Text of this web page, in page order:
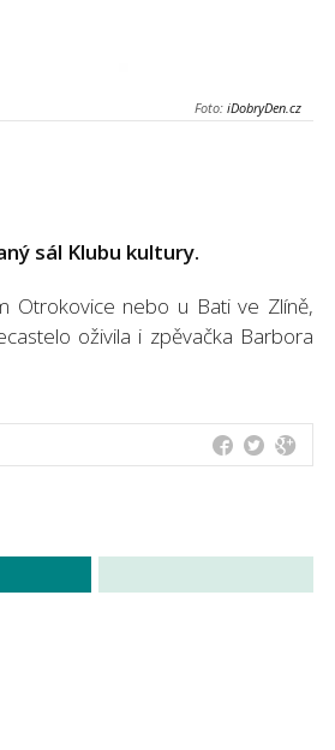
Foto: iDobryDen.cz
sál Klubu kultury.
Otrokovice nebo u Bati ve Zlíně,
oživila i zpěvačka Barbora